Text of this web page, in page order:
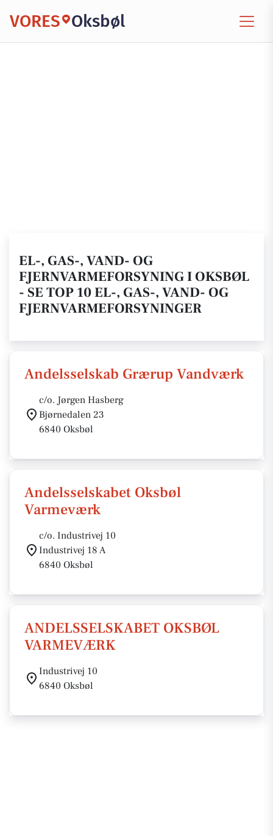
VORES Oksbøl
EL-, GAS-, VAND- OG
FJERNVARMEFORSYNING I OKSBØL
- SE TOP 10 EL-, GAS-, VAND- OG
FJERNVARMEFORSYNINGER
Andelsselskab Grærup Vandværk
c/o. Jørgen Hasberg
Bjørnedalen 23
6840 Oksbøl
Andelsselskabet Oksbøl
Varmeværk
c/o. Industrivej 10
Industrivej 18 A
6840 Oksbøl
ANDELSSELSKABET OKSBØL
VARMEVÆRK
Industrivej 10
6840 Oksbøl